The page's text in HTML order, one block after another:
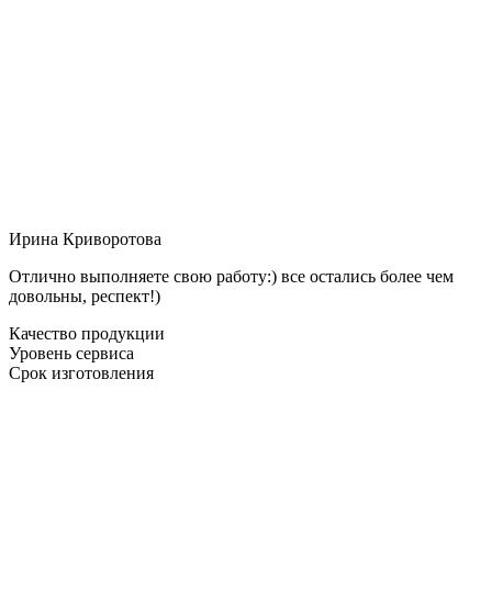
Ирина Криворотова
Отлично выполняете свою работу:) все остались более чем
довольны, респект!)
Качество продукции
Уровень сервиса
Срок изготовления